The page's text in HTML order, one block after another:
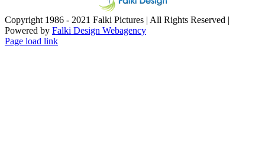
Copyright 1986 - 2021 Falki Pictures | All Rights Reserved |
Powered by Falki Design Webagency
Page load link